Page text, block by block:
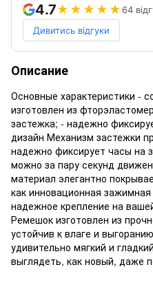
4.7★★★★★64
Дивитись відгуки
Описание
Основные характеристики -
изготовлен из
застежка; - надежно
дизайн Механизм застежки
надежно фиксирует часы на
можно за пару секунд
материал элегантно
как инновационная
надежное крепление на
Ремешок изготовлен из
устойчив к влаге и
удивительно мягкий и
выглядеть, как новый, даже